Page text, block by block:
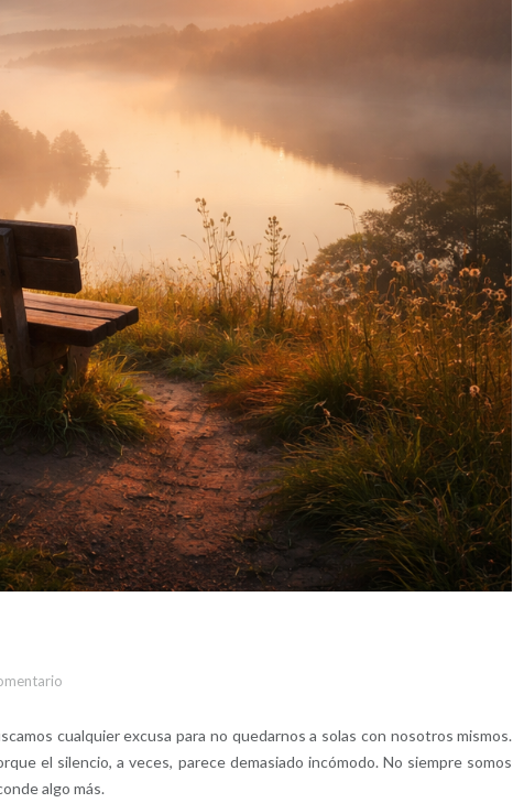
cualquier excusa para no quedarnos a solas con nosotros mismos.
el silencio, a veces, parece demasiado incómodo. No siempre somos
algo más.